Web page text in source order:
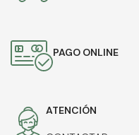
PAGO ONLINE
ATENCIÓN